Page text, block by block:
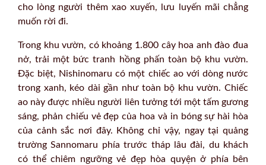
cho lòng người thêm xao xuyến, lưu luyến mãi chẳng
muốn rời đi.
Trong khu vườn, có khoảng 1.800 cây hoa anh đào đua
nở, trải một bức tranh hồng phấn toàn bộ khu vườn.
Đặc biệt, Nishinomaru có một chiếc ao với dòng nước
trong xanh, kéo dài gần như toàn bộ khu vườn. Chiếc
ao này được nhiều người liên tưởng tới một tấm gương
sáng, phản chiếu vẻ đẹp của hoa và in bóng sự hài hòa
của cảnh sắc nơi đây. Không chỉ vậy, ngay tại quảng
trường Sannomaru phía trước tháp lâu đài, du khách
có thể chiêm ngưỡng vẻ đẹp hòa quyện ở phía bên